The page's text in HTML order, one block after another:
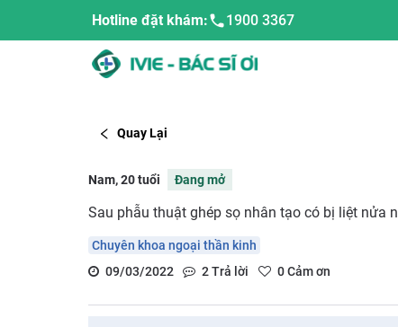
Hotline đặt khám: 1900 3367
Quay Lại
Nam, 20 tuổi Đang mở
Sau phẫu thuật ghép sọ nhân tạo có bị liệt nửa
Chuyên khoa ngoại thần kinh
09/03/2022
2Trả lời 0Cảm ơn